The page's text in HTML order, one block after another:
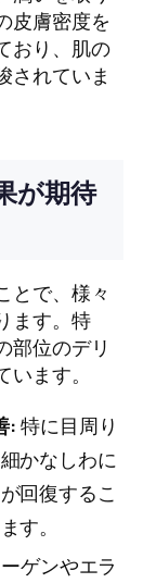
皮膚密度を
おり、肌の
されていま
が期待
とで、様々
ます。特
部位のデリ
ます。
:特に目周り
かなしわに
回復するこ
す。
ゲンやエラ